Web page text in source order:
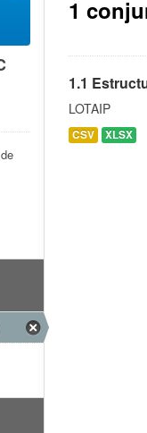
1
1.1
LOTAIP
CSV XLSX